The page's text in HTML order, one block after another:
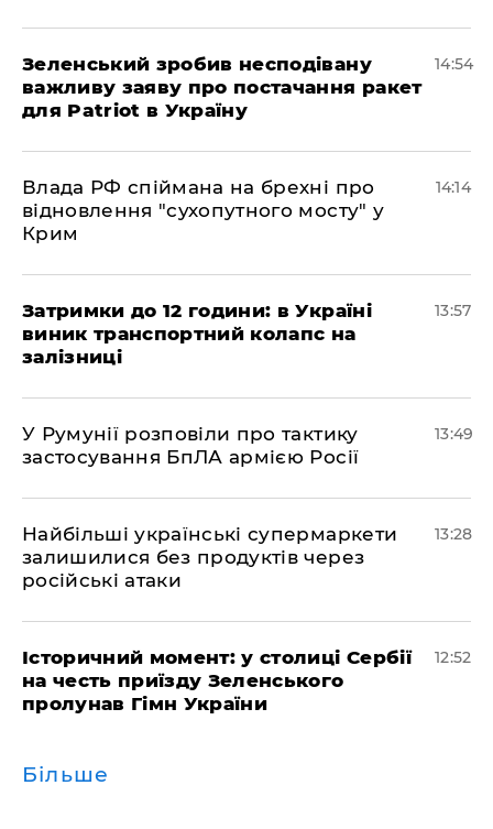
Зеленський зробив несподівану
важливу заяву про постачання ракет
для Patriot в Україну
14:54
Влада РФ спіймана на брехні про
відновлення "сухопутного мосту" у
Крим
14:14
Затримки до 12 години: в Україні
виник транспортний колапс на
залізниці
13:57
У Румунії розповіли про тактику
застосування БпЛА армією Росії
13:49
Найбільші українські супермаркети
залишилися без продуктів через
російські атаки
13:28
Історичний момент: у столиці Сербії
на честь приїзду Зеленського
пролунав Гімн України
12:52
Більше